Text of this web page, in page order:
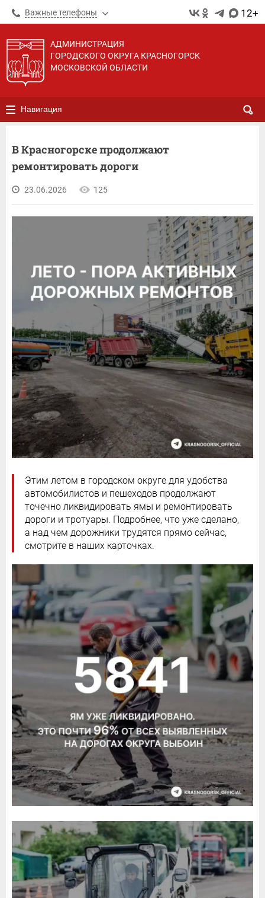
Важные телефоны 12+
АДМИНИСТРАЦИЯ
ГОРОДСКОГО ОКРУГА КРАСНОГОРСК
МОСКОВСКОЙ ОБЛАСТИ
Навигация
В Красногорске продолжают
ремонтировать дороги
23.06.2026 125
Этим летом в городском округе для удобства
автомобилистов и пешеходов продолжают
точечно ликвидировать ямы и ремонтировать
дороги и тротуары. Подробнее, что уже сделано,
а над чем дорожники трудятся прямо сейчас,
смотрите в наших карточках.